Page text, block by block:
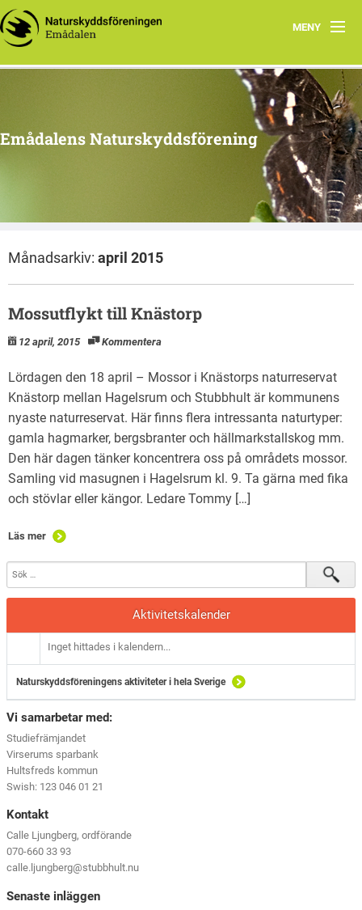
MENY
Hem
Program 2026
Ekhyddan
Styrelsen
Historik
Emådalens Naturskyddsförening
Månadsarkiv: april 2015
Mossutflykt till Knästorp
12 april, 2015 Kommentera
Lördagen den 18 april – Mossor i Knästorps naturreservat
Knästorp mellan Hagelsrum och Stubbhult är kommunens
nyaste naturreservat. Här finns flera intressanta naturtyper:
gamla hagmarker, bergsbranter och hällmarkstallskog mm.
Den här dagen tänker koncentrera oss på områdets mossor.
Samling vid masugnen i Hagelsrum kl. 9. Ta gärna med fika
och stövlar eller kängor. Ledare Tommy […]
Läs mer
Aktivitetskalender
Inget hittades i kalendern...
Naturskyddsföreningens aktiviteter i hela Sverige
Vi samarbetar med:
Studiefrämjandet
Virserums sparbank
Hultsfreds kommun
Swish: 123 046 01 21
Kontakt
Calle Ljungberg, ordförande
070-660 33 93
calle.ljungberg@stubbhult.nu
Senaste inläggen